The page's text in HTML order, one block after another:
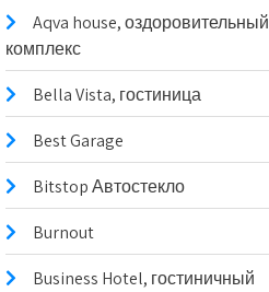
Aqva house, оздоровительный
комплекс
Bella Vista, гостиница
Best Garage
Bitstop Автостекло
Burnout
Business Hotel, гостиничный